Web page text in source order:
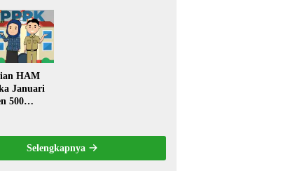
Air Bersih
Rumah
HAM
Januari
500
Selengkapnya